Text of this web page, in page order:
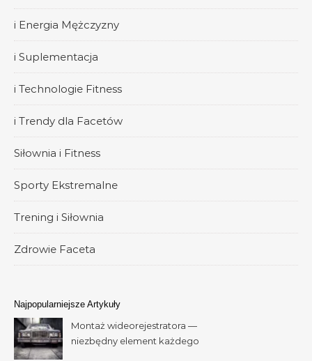
i Energia Mężczyzny
i Suplementacja
i Technologie Fitness
i Trendy dla Facetów
Siłownia i Fitness
Sporty Ekstremalne
Trening i Siłownia
Zdrowie Faceta
Najpopularniejsze Artykuły
Montaż wideorejestratora —
niezbędny element każdego